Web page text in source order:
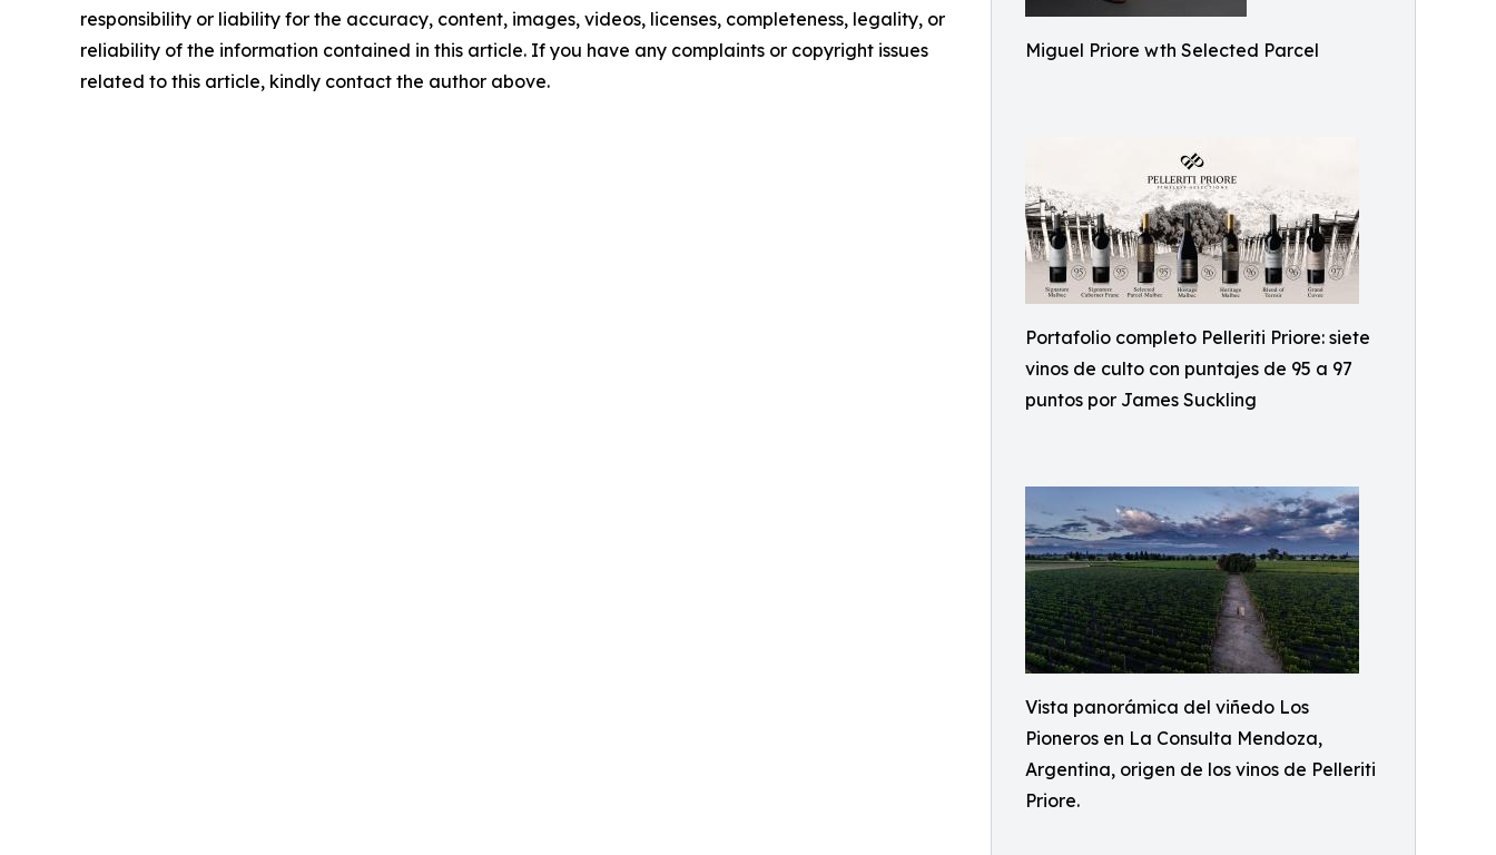
Miguel Priore wth Selected Parcel
Portafolio completo Pelleriti Priore: siete
vinos de culto con puntajes de 95 a 97
puntos por James Suckling
Vista panorámica del viñedo Los
Pioneros en La Consulta Mendoza,
Argentina, origen de los vinos de Pelleriti
Priore.
responsibility or liability for the accuracy, content, images, videos, licenses, completeness, legality, or
reliability of the information contained in this article. If you have any complaints or copyright issues
related to this article, kindly contact the author above.